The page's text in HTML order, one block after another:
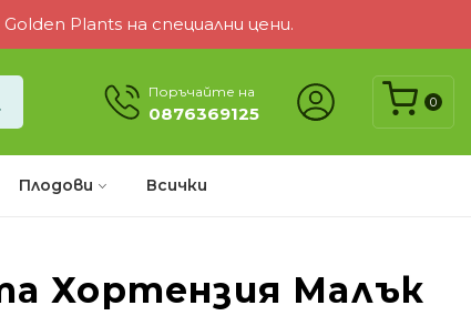
Plants на специални цени.
Поръчайте на
0876369125
0
Плодови Всички
Хортензия Малък